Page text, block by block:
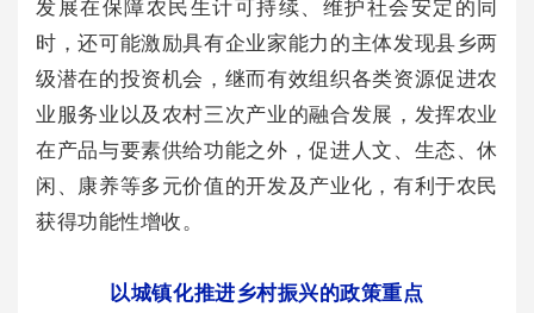
发展在保障农民生计可持续、维护社会安定的同
时，还可能激励具有企业家能力的主体发现县乡两
级潜在的投资机会，继而有效组织各类资源促进农
业服务业以及农村三次产业的融合发展，发挥农业
在产品与要素供给功能之外，促进人文、生态、休
闲、康养等多元价值的开发及产业化，有利于农民
获得功能性增收。
以城镇化推进乡村振兴的政策重点